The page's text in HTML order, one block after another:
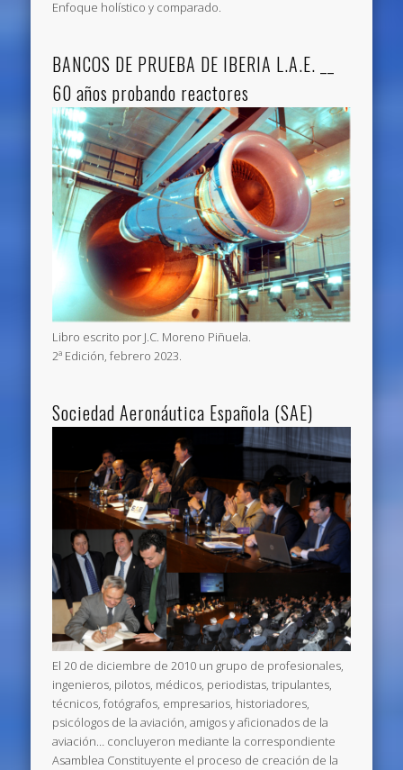
Enfoque holístico y comparado.
BANCOS DE PRUEBA DE IBERIA L.A.E. __
60 años probando reactores
Libro escrito por J.C. Moreno Piñuela.
2ª Edición, febrero 2023.
Sociedad Aeronáutica Española (SAE)
El 20 de diciembre de 2010 un grupo de profesionales,
ingenieros, pilotos, médicos, periodistas, tripulantes,
técnicos, fotógrafos, empresarios, historiadores,
psicólogos de la aviación, amigos y aficionados de la
aviación… concluyeron mediante la correspondiente
Asamblea Constituyente el proceso de creación de la